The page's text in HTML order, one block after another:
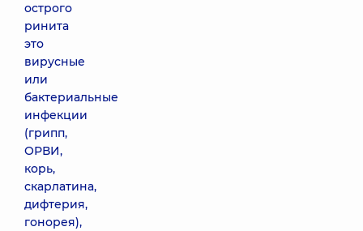
острого
ринита
это
вирусные
или
бактериальные
инфекции
(грипп,
ОРВИ,
корь,
скарлатина,
дифтерия,
гонорея),